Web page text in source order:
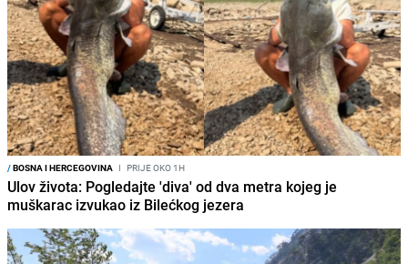
/BOSNA I HERCEGOVINA I PRIJE OKO 1H
Ulov života: Pogledajte 'diva' od dva metra kojeg je
muškarac izvukao iz Bilećkog jezera